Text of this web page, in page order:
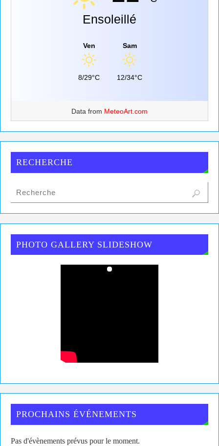
Ensoleillé
Ven
8/29°C
Sam
12/34°C
Data from MeteoArt.com
RECHERCHE
PHOTO GALLERY SLIDESHOW
PROCHAINS ÉVÉNEMENTS
Pas d'évènements prévus pour le moment.